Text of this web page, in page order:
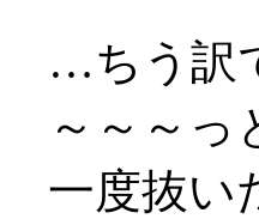
…ちう訳
～～～っ
一度抜い